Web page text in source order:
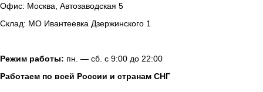
Офис: Москва, Автозаводская 5
Склад: МО Ивантеевка Дзержинского 1
Режим работы: пн. — сб. с 9:00 до 22:00
Работаем по всей России и странам СНГ